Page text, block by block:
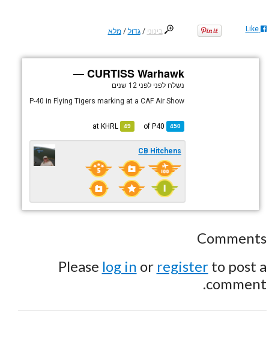
בינוני /גדול /מלא Like
CURTISS Warhawk —
נשלח לפני לפני 12 שנים
P-40 in Flying Tigers marking at a CAF Air Show
450
P40
49
KHRL
CB Hitchens
Comments
Please log in or registerto post a
comment.